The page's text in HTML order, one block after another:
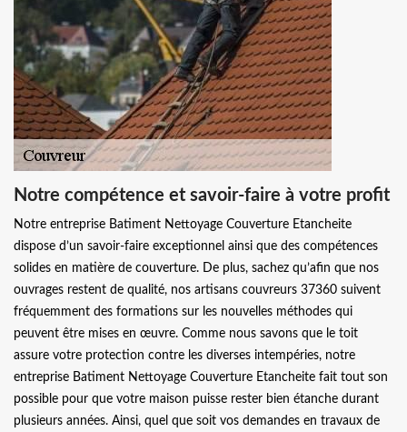
Notre compétence et savoir-faire à votre profit
Notre entreprise Batiment Nettoyage Couverture Etancheite
dispose d’un savoir-faire exceptionnel ainsi que des compétences
solides en matière de couverture. De plus, sachez qu’afin que nos
ouvrages restent de qualité, nos artisans couvreurs 37360 suivent
fréquemment des formations sur les nouvelles méthodes qui
peuvent être mises en œuvre. Comme nous savons que le toit
assure votre protection contre les diverses intempéries, notre
entreprise Batiment Nettoyage Couverture Etancheite fait tout son
possible pour que votre maison puisse rester bien étanche durant
plusieurs années. Ainsi, quel que soit vos demandes en travaux de